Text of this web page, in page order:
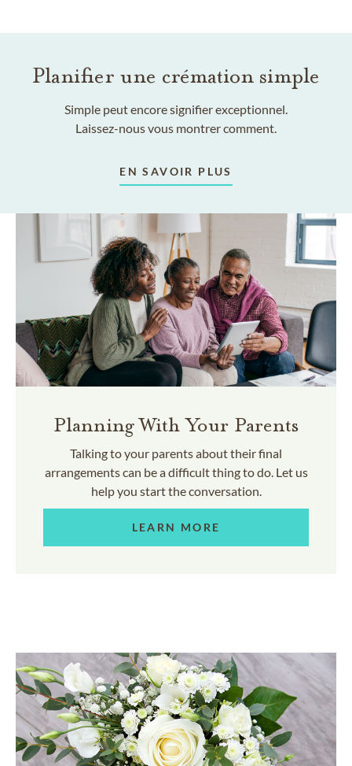
Planifier une crémation simple
Simple peut encore signifier exceptionnel.
Laissez-nous vous montrer comment.
EN SAVOIR PLUS
Planning With Your Parents
Talking to your parents about their final
arrangements can be a difficult thing to do. Let us
help you start the conversation.
LEARN MORE